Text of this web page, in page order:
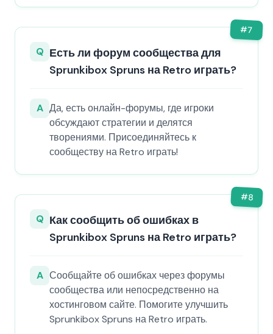
#7
Q Есть ли форум сообщества для
Sprunkibox Spruns на Retro играть?
A Да, есть онлайн-форумы, где игроки
обсуждают стратегии и делятся
творениями. Присоединяйтесь к
сообществу на Retro играть!
#8
Q Как сообщить об ошибках в
Sprunkibox Spruns на Retro играть?
A Сообщайте об ошибках через форумы
сообщества или непосредственно на
хостинговом сайте. Помогите улучшить
Sprunkibox Spruns на Retro играть.